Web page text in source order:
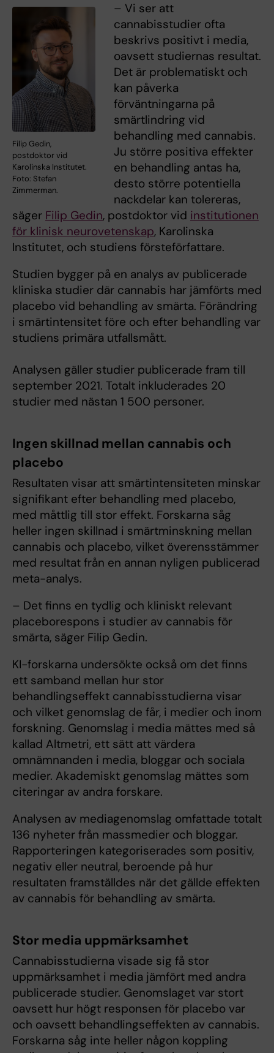
Filip Gedin,
postdoktor vid
Karolinska Institutet.
Foto: Stefan
Zimmerman.
– Vi ser att
cannabisstudier ofta
beskrivs positivt i media,
oavsett studiernas resultat.
Det är problematiskt och
kan påverka
förväntningarna på
smärtlindring vid
behandling med cannabis.
Ju större positiva effekter
en behandling antas ha,
desto större potentiella
nackdelar kan tolereras,
säger Filip Gedin, postdoktor vid institutionen
för klinisk neurovetenskap, Karolinska
Institutet, och studiens försteförfattare.
Studien bygger på en analys av publicerade
kliniska studier där cannabis har jämförts med
placebo vid behandling av smärta. Förändring
i smärtintensitet före och efter behandling var
studiens primära utfallsmått.
Analysen gäller studier publicerade fram till
september 2021. Totalt inkluderades 20
studier med nästan 1 500 personer.
Ingen skillnad mellan cannabis och
placebo
Resultaten visar att smärtintensiteten minskar
signifikant efter behandling med placebo,
med måttlig till stor effekt. Forskarna såg
heller ingen skillnad i smärtminskning mellan
cannabis och placebo, vilket överensstämmer
med resultat från en annan nyligen publicerad
meta-analys.
– Det finns en tydlig och kliniskt relevant
placeborespons i studier av cannabis för
smärta, säger Filip Gedin.
KI-forskarna undersökte också om det finns
ett samband mellan hur stor
behandlingseffekt cannabisstudierna visar
och vilket genomslag de får, i medier och inom
forskning. Genomslag i media mättes med så
kallad Altmetri, ett sätt att värdera
omnämnanden i media, bloggar och sociala
medier. Akademiskt genomslag mättes som
citeringar av andra forskare.
Analysen av mediagenomslag omfattade totalt
136 nyheter från massmedier och bloggar.
Rapporteringen kategoriserades som positiv,
negativ eller neutral, beroende på hur
resultaten framställdes när det gällde effekten
av cannabis för behandling av smärta.
Stor media uppmärksamhet
Cannabisstudierna visade sig få stor
uppmärksamhet i media jämfört med andra
publicerade studier. Genomslaget var stort
oavsett hur högt responsen för placebo var
och oavsett behandlingseffekten av cannabis.
Forskarna såg inte heller någon koppling